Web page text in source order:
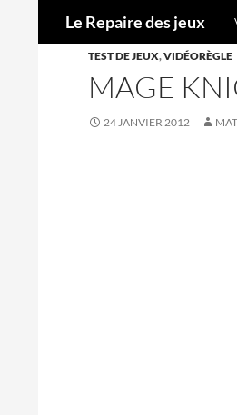
Le Repaire des jeux
TEST DE JEUX,VIDÉORÈGLE
MAGE
24 JANVIER 2012